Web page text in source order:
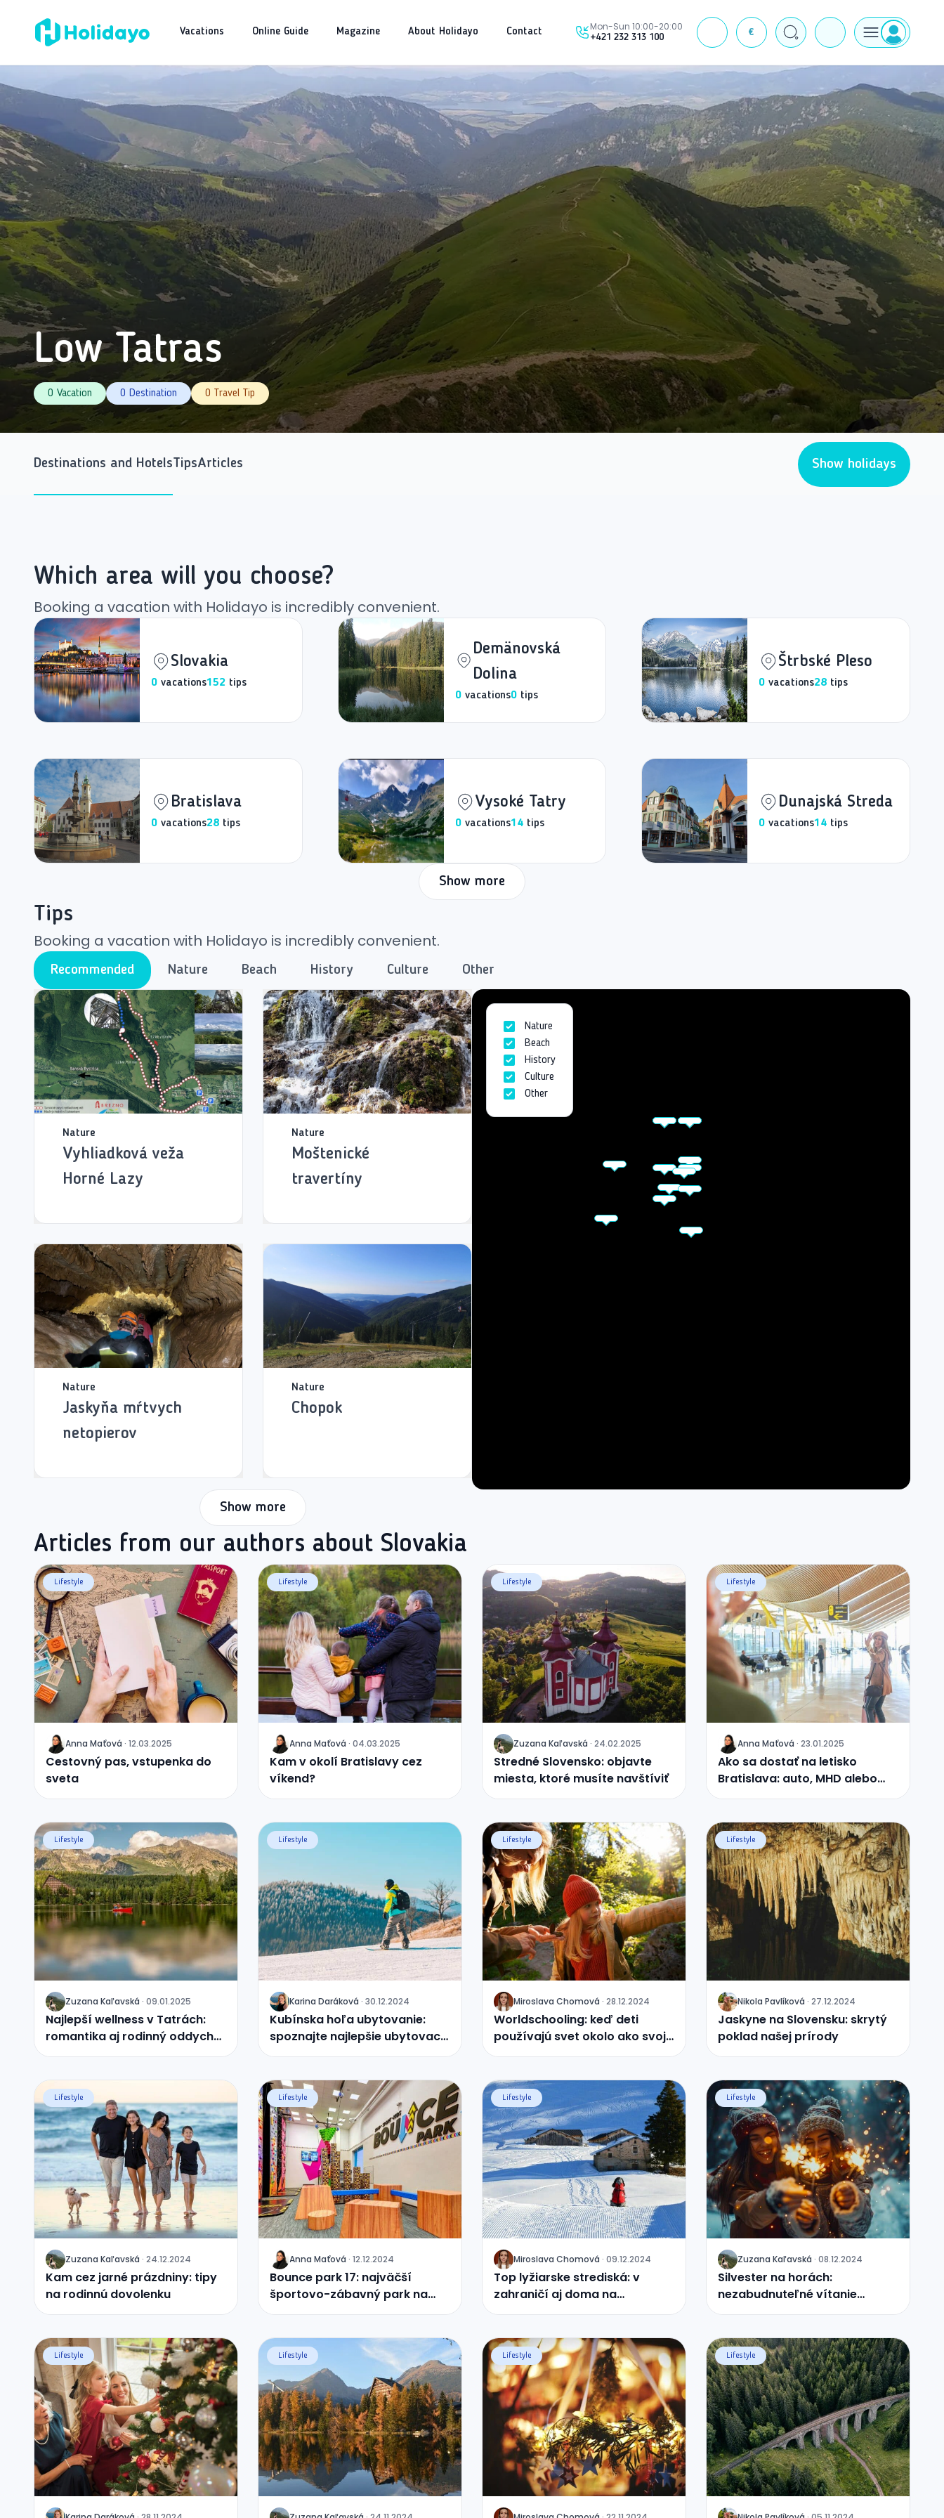
Vacations Online Guide Magazine About Holidayo Contact Mon-Sun 10:00-20:00
+421 232 313 100 € J
Low Tatras
0 Vacation 0 Destination 0 Travel Tip
Destinations and HotelsTipsArticles Show holidays
Which area will you choose?
Booking a vacation with Holidayo is incredibly convenient.
Slovakia
0 vacations152 tips
Demänovská
Dolina
0 vacations0 tips
Štrbské Pleso
0 vacations28 tips
Bratislava
0 vacations28 tips
Vysoké Tatry
0 vacations14 tips
Dunajská Streda
0 vacations14 tips
Show more
Tips
Booking a vacation with Holidayo is incredibly convenient.
Recommended Nature Beach History Culture Other
Nature
Vyhliadková veža
Horné Lazy
Nature
Moštenické
travertíny
Nature
Jaskyňa mŕtvych
netopierov
Nature
Chopok
Show more
Nature
Beach
History
Culture
Other
Articles from our authors about Slovakia
J Anna Maťová · 12.03.2025
Cestovný pas, vstupenka do
sveta
Lifestyle
J Anna Maťová · 04.03.2025
Kam v okolí Bratislavy cez
víkend?
Lifestyle
J Zuzana Kaľavská · 24.02.2025
Stredné Slovensko: objavte
miesta, ktoré musíte navštíviť
Lifestyle
J Anna Maťová · 23.01.2025
Ako sa dostať na letisko
Bratislava: auto, MHD alebo
taxi?
Lifestyle
J Zuzana Kaľavská · 09.01.2025
Najlepší wellness v Tatrách:
romantika aj rodinný oddych
pod štítmi
Lifestyle
J Karina Daráková · 30.12.2024
Kubínska hoľa ubytovanie:
spoznajte najlepšie ubytovacie
zariadenia v stredisku
Lifestyle
J Miroslava Chomová · 28.12.2024
Worldschooling: keď deti
používajú svet okolo ako svoju
učebnicu
Lifestyle
J Nikola Pavlíková · 27.12.2024
Jaskyne na Slovensku: skrytý
poklad našej prírody
Lifestyle
J Zuzana Kaľavská · 24.12.2024
Kam cez jarné prázdniny: tipy
na rodinnú dovolenku
Lifestyle
J Anna Maťová · 12.12.2024
Bounce park 17: najväčší
športovo-zábavný park na
Slovensku
Lifestyle
J Miroslava Chomová · 09.12.2024
Top lyžiarske strediská: v
zahraničí aj doma na
Slovensku
Lifestyle
J Zuzana Kaľavská · 08.12.2024
Silvester na horách:
nezabudnuteľné vítanie
Nového roka v srdci prírody
Lifestyle
Lifestyle Lifestyle Lifestyle Lifestyle